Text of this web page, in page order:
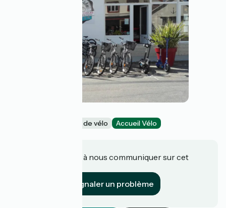
Loueurs/réparateurs de vélo Accueil Vélo
Une information à nous communiquer sur cet
Signaler un problème